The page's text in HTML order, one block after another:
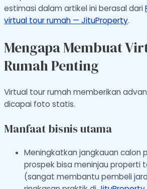
estimasi dalam artikel ini berasal dari
virtual tour rumah — JituProperty.
Mengapa Membuat
Rumah Penting
Virtual tour rumah memberikan
dicapai foto statis.
Manfaat bisnis utama
Meningkatkan jangkauan calon
prospek bisa meninjau properti
(sangat membantu pembeli